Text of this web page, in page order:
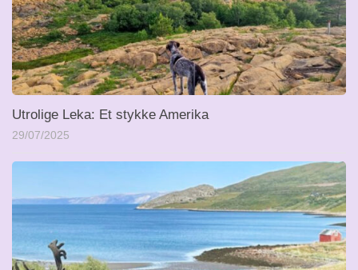
Utrolige Leka: Et stykke Amerika
29/07/2025